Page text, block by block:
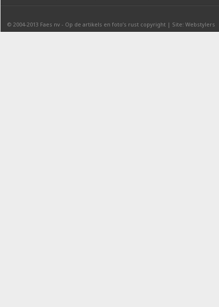
© 2004-2013 Faes nv - Op de artikels en foto’s rust copyright | Site: Webstylers